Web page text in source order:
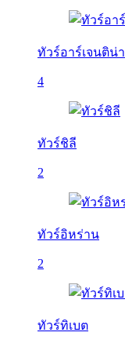
ทัวร์อาร์เจนติน่า
4
ทัวร์ชิลี
2
ทัวร์อิหร่าน
2
ทัวร์ทิเบต